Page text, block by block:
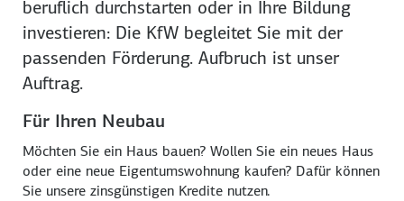
beruflich durch­starten oder in Ihre Bildung
investieren: Die KfW begleitet Sie mit der
passenden Förderung. Aufbruch ist unser
Auftrag.
Für Ihren Neubau
Möchten Sie ein Haus bauen? Wollen Sie ein neues Haus
oder eine neue Eigentums­wohnung kaufen? Dafür können
Sie unsere zins­günstigen Kredite nutzen.